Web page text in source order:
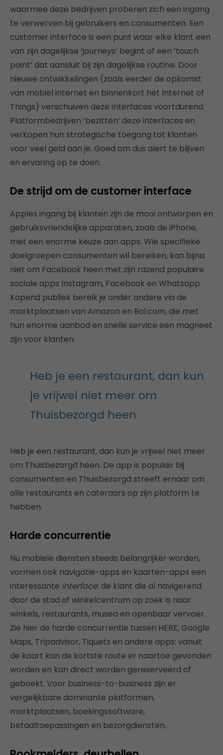
waarmee deze bedrijven proberen zich een ingang
te verwerven bij gebruikers en consumenten. Een
customer interface is een punt waar elke klant een
van zijn dagelijkse ‘journeys’ begint of een ‘touch
point’ dat aansluit bij zijn dagelijkse routine. Door
nieuwe ontwikkelingen (zoals eerder de opkomst
van mobiel internet en binnenkort het Internet of
Things) verschuiven deze interfaces voortdurend.
Platformbedrijven ‘bezitten’ deze interfaces en
verkopen hun strategische toegang tot klanten
voor veel geld aan je. Goed om dus alert te blijven
en ervaring op te doen.
De strijd om de customer interface
Apples ingang bij klanten zijn de mooi ontworpen en
gebruiksvriendelijke apparaten, zoals de iPhone,
met een enorme keuze aan apps. Wie specifieke
doelgroepen consumenten wil bereiken, kan bijna
niet om Facebook heen met zijn razend populaire
sociale apps Instagram, Facebook en Whatsapp.
Kopend publiek bereik je onder andere via de
marktplaatsen van Amazon en Bol.com, die met
hun enorme aanbod en snelle service een magneet
zijn voor klanten.
Heb je een restaurant, dan kun
je vrijwel niet meer om
Thuisbezorgd heen
Heb je een restaurant, dan kun je vrijwel niet meer
om Thuisbezorgd heen. De app is populair bij
consumenten en Thuisbezorgd streeft ernaar om
alle restaurants en cateraars op zijn platform te
hebben.
Harde concurrentie
Nu mobiele diensten steeds belangrijker worden,
vormen ook navigatie-apps en kaarten-apps een
interessante interface: de klant die al navigerend
door de stad of winkelcentrum op zoek is naar
winkels, restaurants, musea en openbaar vervoer.
Zie hier de harde concurrentie tussen HERE, Google
Maps, Tripadvisor, Tiquets en andere apps: vanuit
de kaart kan de kortste route er naartoe gevonden
worden en kan direct worden gereserveerd of
geboekt. Voor business-to-business zijn er
vergelijkbare dominante platformen,
marktplaatsen, boekingssoftware,
betaaltoepassingen en bezorgdiensten.